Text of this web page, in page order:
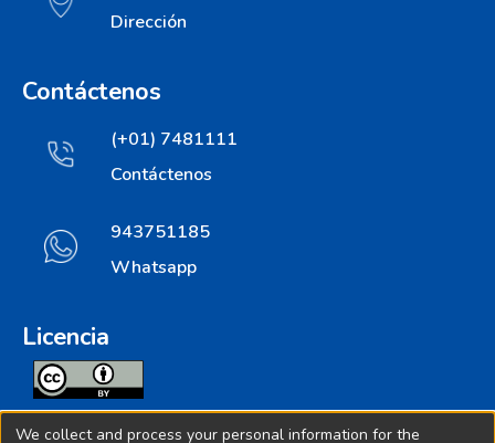
Dirección
Contáctenos
(+01) 7481111
Contáctenos
943751185
Whatsapp
Licencia
Todos los contenidos de repositorio.ins.gob.pe estan
We collect and process your personal information for the